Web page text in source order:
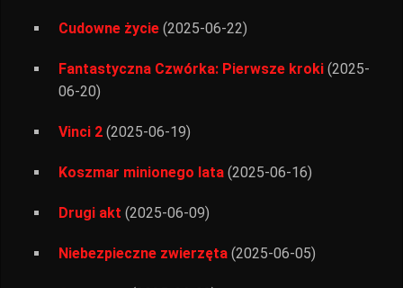
Cudowne życie (2025-06-22)
Fantastyczna Czwórka: Pierwsze kroki (2025-
06-20)
Vinci 2 (2025-06-19)
Koszmar minionego lata (2025-06-16)
Drugi akt (2025-06-09)
Niebezpieczne zwierzęta (2025-06-05)